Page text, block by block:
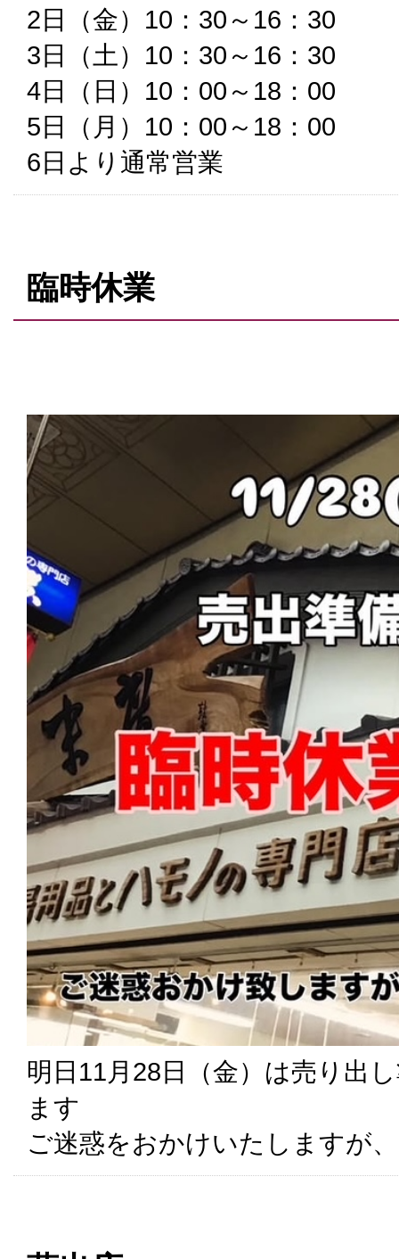
2日（金）10：30～16：30
3日（土）10：30～16：30
4日（日）10：00～18：00
5日（月）10：00～18：00
6日より通常営業
臨時休業
明日11月28日（金）は売り出
ます
ご迷惑をおかけいたしますが